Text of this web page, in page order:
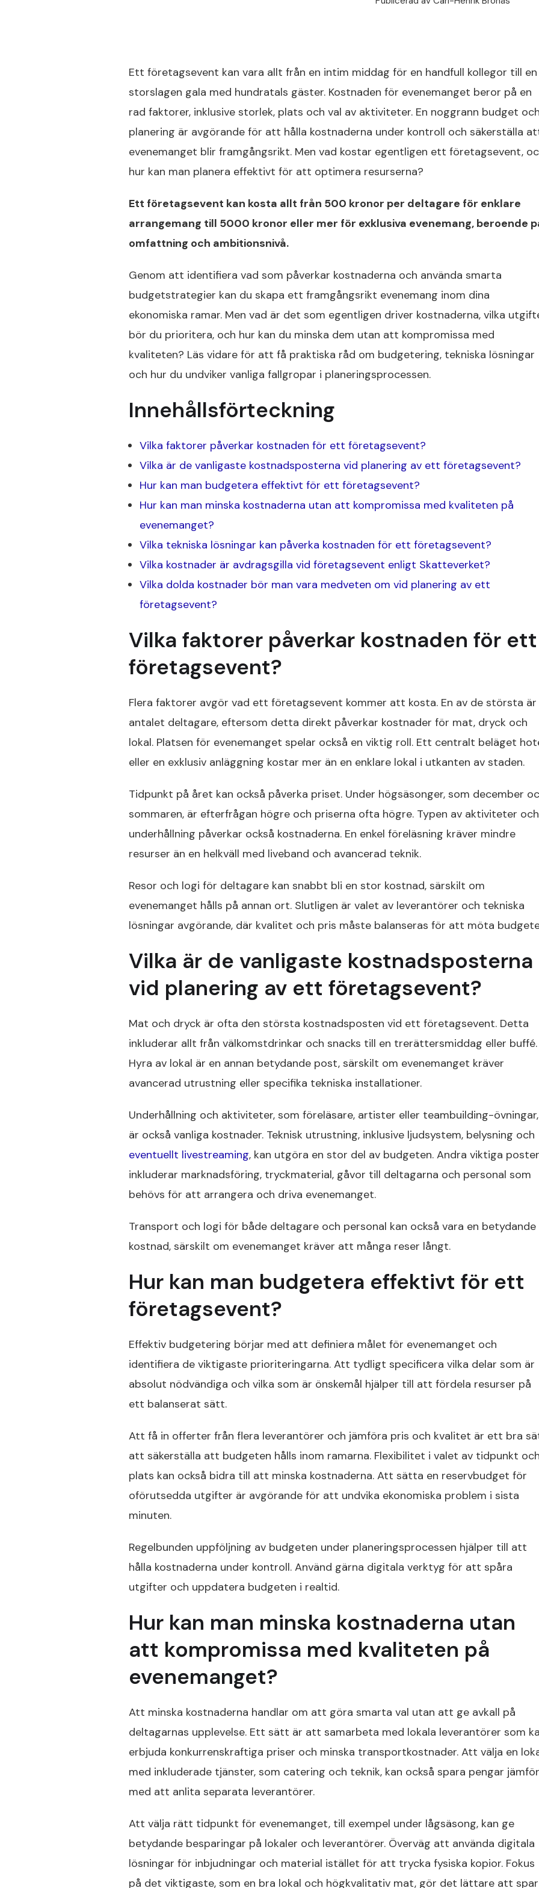
Ett företagsevent kan vara allt från en intim middag för en handfull kollegor till en
storslagen gala med hundratals gäster. Kostnaden för evenemanget beror på en
rad faktorer, inklusive storlek, plats och val av aktiviteter. En noggrann budget
planering är avgörande för att hålla kostnaderna under kontroll och säkerställa
evenemanget blir framgångsrikt. Men vad kostar egentligen ett företagsevent,
hur kan man planera effektivt för att optimera resurserna?
Ett företagsevent kan kosta allt från 500 kronor per deltagare för enklare
arrangemang till 5000 kronor eller mer för exklusiva evenemang, beroende
omfattning och ambitionsnivå.
Genom att identifiera vad som påverkar kostnaderna och använda smarta
budgetstrategier kan du skapa ett framgångsrikt evenemang inom dina
ekonomiska ramar. Men vad är det som egentligen driver kostnaderna, vilka
bör du prioritera, och hur kan du minska dem utan att kompromissa med
kvaliteten? Läs vidare för att få praktiska råd om budgetering, tekniska lösningar
och hur du undviker vanliga fallgropar i planeringsprocessen.
Innehållsförteckning
Vilka faktorer påverkar kostnaden för ett företagsevent?
Vilka är de vanligaste kostnadsposterna vid planering av ett företagsevent?
Hur kan man budgetera effektivt för ett företagsevent?
Hur kan man minska kostnaderna utan att kompromissa med kvaliteten på
evenemanget?
Vilka tekniska lösningar kan påverka kostnaden för ett företagsevent?
Vilka kostnader är avdragsgilla vid företagsevent enligt Skatteverket?
Vilka dolda kostnader bör man vara medveten om vid planering av ett
företagsevent?
Vilka faktorer påverkar kostnaden för ett
företagsevent?
Flera faktorer avgör vad ett företagsevent kommer att kosta. En av de största är
antalet deltagare, eftersom detta direkt påverkar kostnader för mat, dryck och
lokal. Platsen för evenemanget spelar också en viktig roll. Ett centralt beläget
eller en exklusiv anläggning kostar mer än en enklare lokal i utkanten av staden.
Tidpunkt på året kan också påverka priset. Under högsäsonger, som december
sommaren, är efterfrågan högre och priserna ofta högre. Typen av aktiviteter och
underhållning påverkar också kostnaderna. En enkel föreläsning kräver mindre
resurser än en helkväll med liveband och avancerad teknik.
Resor och logi för deltagare kan snabbt bli en stor kostnad, särskilt om
evenemanget hålls på annan ort. Slutligen är valet av leverantörer och tekniska
lösningar avgörande, där kvalitet och pris måste balanseras för att möta
Vilka är de vanligaste kostnadsposterna
vid planering av ett företagsevent?
Mat och dryck är ofta den största kostnadsposten vid ett företagsevent. Detta
inkluderar allt från välkomstdrinkar och snacks till en trerättersmiddag eller buffé.
Hyra av lokal är en annan betydande post, särskilt om evenemanget kräver
avancerad utrustning eller specifika tekniska installationer.
Underhållning och aktiviteter, som föreläsare, artister eller teambuilding-övningar,
är också vanliga kostnader. Teknisk utrustning, inklusive ljudsystem, belysning och
eventuellt livestreaming, kan utgöra en stor del av budgeten. Andra viktiga poster
inkluderar marknadsföring, tryckmaterial, gåvor till deltagarna och personal som
behövs för att arrangera och driva evenemanget.
Transport och logi för både deltagare och personal kan också vara en betydande
kostnad, särskilt om evenemanget kräver att många reser långt.
Hur kan man budgetera effektivt för ett
företagsevent?
Effektiv budgetering börjar med att definiera målet för evenemanget och
identifiera de viktigaste prioriteringarna. Att tydligt specificera vilka delar som är
absolut nödvändiga och vilka som är önskemål hjälper till att fördela resurser på
ett balanserat sätt.
Att få in offerter från flera leverantörer och jämföra pris och kvalitet är ett bra
att säkerställa att budgeten hålls inom ramarna. Flexibilitet i valet av tidpunkt
plats kan också bidra till att minska kostnaderna. Att sätta en reservbudget för
oförutsedda utgifter är avgörande för att undvika ekonomiska problem i sista
minuten.
Regelbunden uppföljning av budgeten under planeringsprocessen hjälper till att
hålla kostnaderna under kontroll. Använd gärna digitala verktyg för att spåra
utgifter och uppdatera budgeten i realtid.
Hur kan man minska kostnaderna utan
att kompromissa med kvaliteten på
evenemanget?
Att minska kostnaderna handlar om att göra smarta val utan att ge avkall på
deltagarnas upplevelse. Ett sätt är att samarbeta med lokala leverantörer som
erbjuda konkurrenskraftiga priser och minska transportkostnader. Att välja en
med inkluderade tjänster, som catering och teknik, kan också spara pengar
med att anlita separata leverantörer.
Att välja rätt tidpunkt för evenemanget, till exempel under lågsäsong, kan ge
betydande besparingar på lokaler och leverantörer. Överväg att använda digitala
lösningar för inbjudningar och material istället för att trycka fysiska kopior. Fokus
på det viktigaste, som en bra lokal och högkvalitativ mat, gör det lättare att